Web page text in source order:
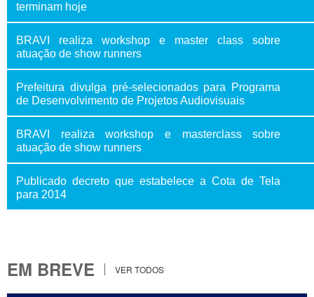
terminam hoje
BRAVI realiza workshop e master class sobre
atuação de show runners
Prefeitura divulga pré-selecionados para Programa
de Desenvolvimento de Projetos Audiovisuais
BRAVI realiza workshop e masterclass sobre
atuação de show runners
Publicado decreto que estabelece a Cota de Tela
para 2014
EM BREVE VER TODOS